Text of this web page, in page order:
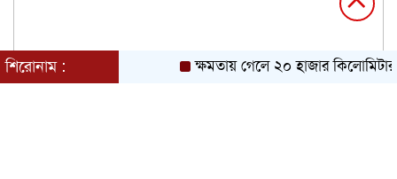
শিরোনাম : ক্ষমতায় গেলে ২০ হাজার কিলোমিটার